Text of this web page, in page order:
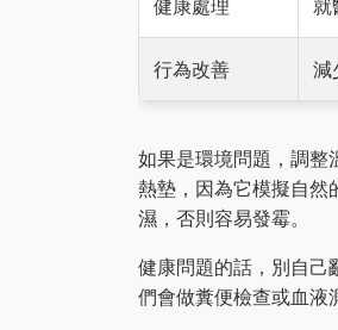
健康處理 就
行為改善 減
如果是環境問題，調整
熱墊，因為它模擬自然
濕，否則容易發霉。
健康問題的話，別自己
們會做糞便檢查或血液